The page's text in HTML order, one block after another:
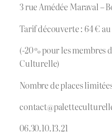
3 rue Amédée Maraval –
Tarif découverte : 64 €
(-20 % pour les membres
Culturelle)
Nombre de places
06.30.10.13.21